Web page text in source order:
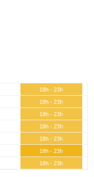
18h - 23h
18h - 23h
18h - 23h
18h - 23h
18h - 23h
18h - 23h
18h - 23h